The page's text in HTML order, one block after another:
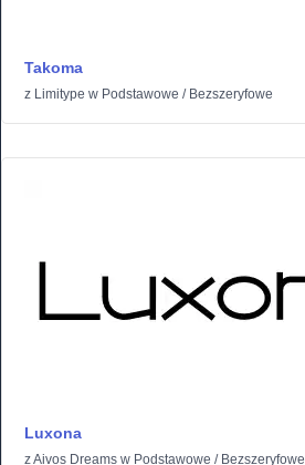
Takoma
z Limitype w Podstawowe / Bezszeryfowe
Luxona
zAivos Dreams w Podstawowe / Bezszeryfowe